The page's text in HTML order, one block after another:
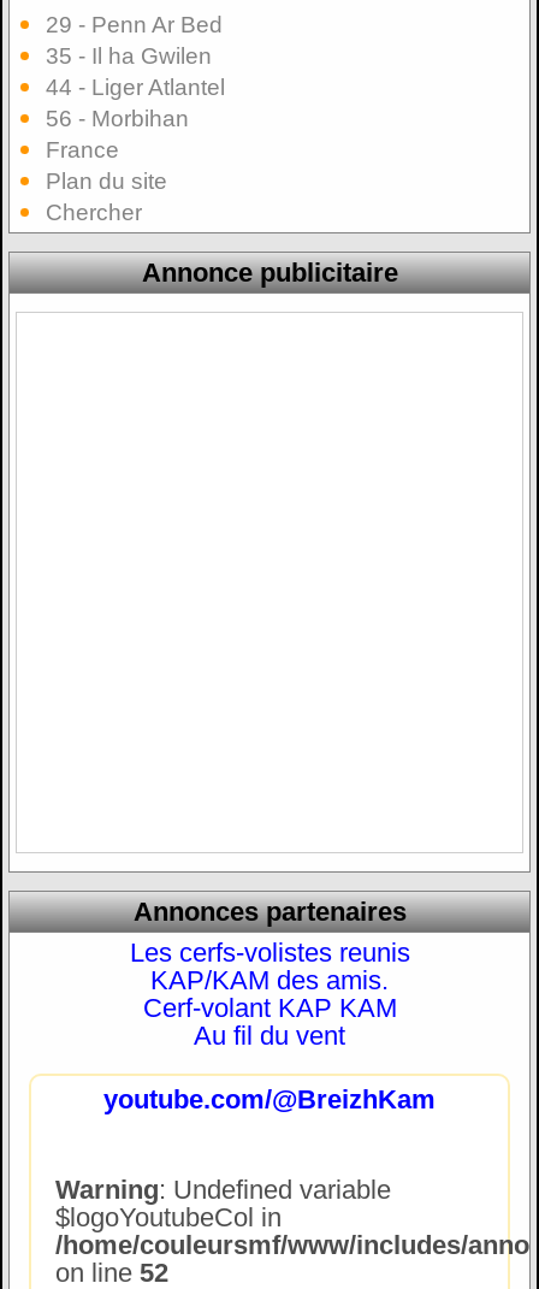
29 - Penn Ar Bed
35 - Il ha Gwilen
44 - Liger Atlantel
56 - Morbihan
France
Plan du site
Chercher
Annonce publicitaire
Annonces partenaires
Les cerfs-volistes reunis
KAP/KAM des amis.
Cerf-volant KAP KAM
Au fil du vent
youtube.com/@BreizhKam
Warning: Undefined variable
$logoYoutubeCol in
/home/couleursmf/www/includes/
on line 52